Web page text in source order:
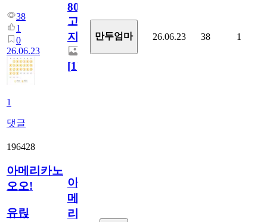
38
1
0
26.06.23
1
댓글
800
고
지.
[1]
만두엄마 26.06.23 38 1
196428
아메리카노
오오!
유릱
아
메
리